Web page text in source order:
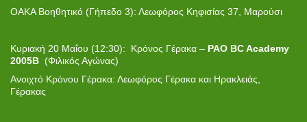
ΟΑΚΑ Βοηθητικό (Γήπεδο 3): Λεωφόρος Κηφισίας 37, Μαρούσι
Κυριακή 20 Μαΐου (12:30): Κρόνος Γέρακα – PAO BC Academy
2005Β (Φιλικός Αγώνας)
Ανοιχτό Κρόνου Γέρακα: Λεωφόρος Γέρακα και Ηρακλειάς,
Γέρακας